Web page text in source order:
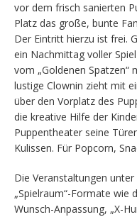
vor dem frisch sanierten
Platz das große, bunte
Der Eintritt hierzu ist frei.
ein Nachmittag voller
vom „Goldenen
lustige Clownin zieht mit
über den Vorplatz des
die kreative Hilfe der
Puppentheater seine
Kulissen. Für Popcorn,
Die Veranstaltungen
„Spielraum“-Formate wie
Wunsch-Anpassung, „X-